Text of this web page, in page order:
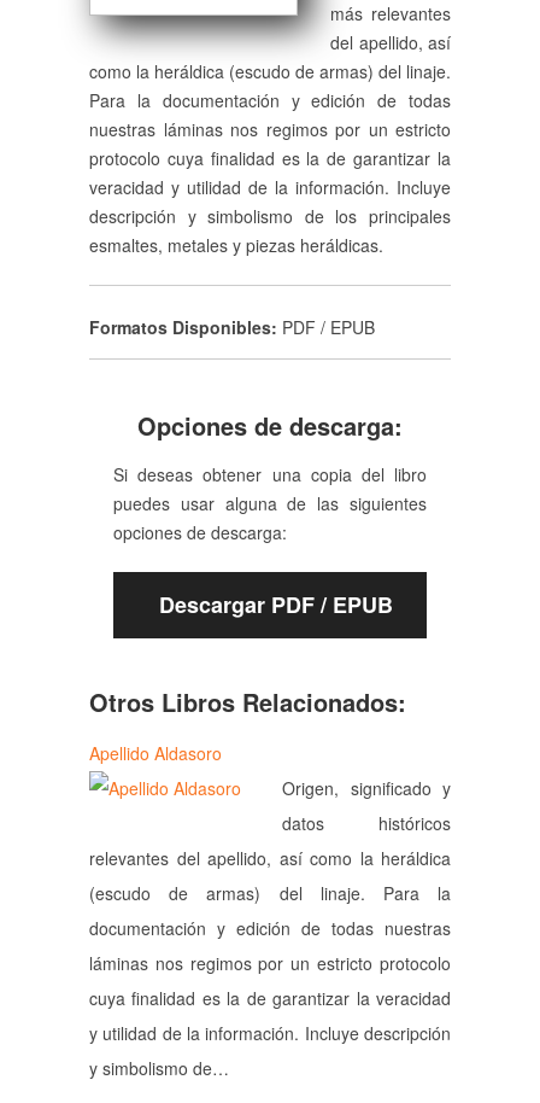
más relevantes
del apellido, así
como la heráldica (escudo de armas) del linaje.
Para la documentación y edición de todas
nuestras láminas nos regimos por un estricto
protocolo cuya finalidad es la de garantizar la
veracidad y utilidad de la información. Incluye
descripción y simbolismo de los principales
esmaltes, metales y piezas heráldicas.
Formatos Disponibles: PDF / EPUB
Opciones de descarga:
Si deseas obtener una copia del libro
puedes usar alguna de las siguientes
opciones de descarga:
Descargar PDF / EPUB
Otros Libros Relacionados:
Apellido Aldasoro
Origen, significado y
datos históricos
relevantes del apellido, así como la heráldica
(escudo de armas) del linaje. Para la
documentación y edición de todas nuestras
láminas nos regimos por un estricto protocolo
cuya finalidad es la de garantizar la veracidad
y utilidad de la información. Incluye descripción
y simbolismo de…